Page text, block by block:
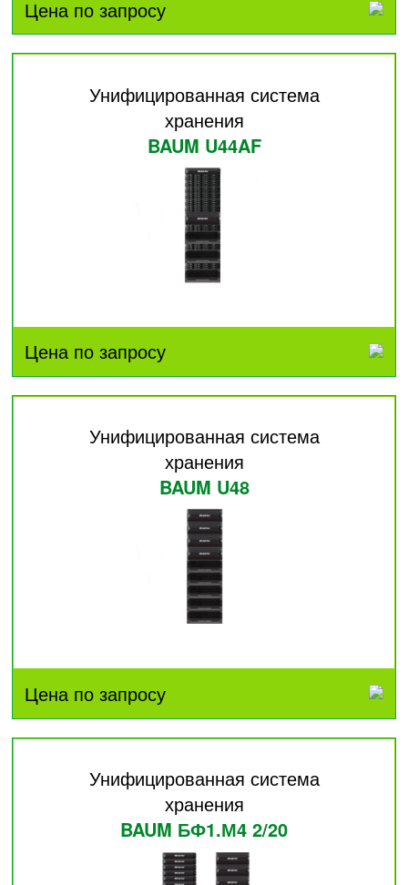
Цена по запросу
Унифицированная система
хранения
BAUM U44AF
Цена по запросу
Унифицированная система
хранения
BAUM U48
Цена по запросу
Унифицированная система
хранения
BAUM БФ1.М4 2/20